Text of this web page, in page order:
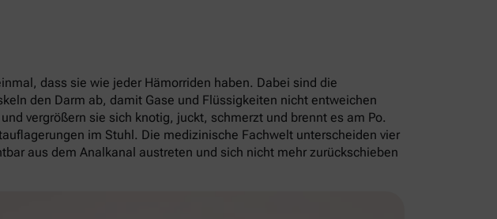
dass sie wie jeder Hämorriden haben. Dabei sind die
den Darm ab, damit Gase und Flüssigkeiten nicht entweichen
vergrößern sie sich knotig, juckt, schmerzt und brennt es am Po.
im Stuhl. Die medizinische Fachwelt unterscheiden vier
aus dem Analkanal austreten und sich nicht mehr zurückschieben